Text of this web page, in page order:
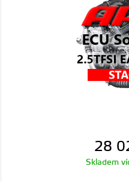
28
Skladem